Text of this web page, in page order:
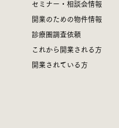
セミナー・相談会情報
開業のための物件情報
診療圏調査依頼
これから開業される方
開業されている方